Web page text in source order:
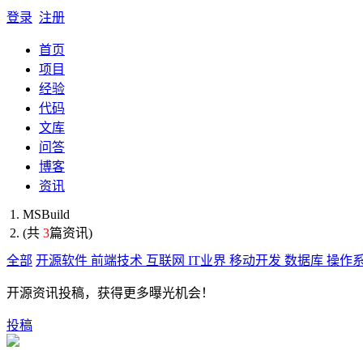
登录 注册
首页
项目
经验
代码
文库
问答
博客
资讯
MSBuild
(共 3篇资讯)
全部 开源软件 前端技术 互联网 IT业界 移动开发 数据库 操作
开源资讯投稿，获得更多曝光机会！
投稿